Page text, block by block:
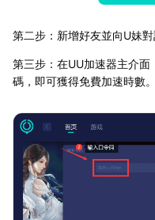
第二步：新增好友並向U妹
第三步：在UU加速器主介
碼，即可獲得免費加速時數。